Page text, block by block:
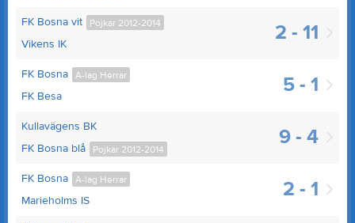
2 - 11
Pojkar 2012-2014
FK Bosna vit
Vikens IK
5 - 1
A-lag Herrar
FK Bosna
FK Besa
9 - 4
Kullavägens BK
Pojkar 2012-2014
FK Bosna blå
2 - 1
A-lag Herrar
FK Bosna
Marieholms IS